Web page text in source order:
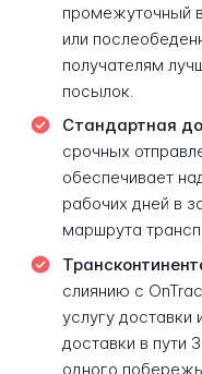
промежуточный
или
получателям
посылок.
Стандартная
срочных
обеспечивает
рабочих дней в
маршрута
слиянию с
услугу
доставки в пути
одного